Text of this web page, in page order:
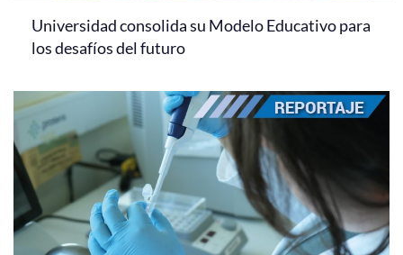
Universidad consolida su Modelo Educativo para
los desafíos del futuro